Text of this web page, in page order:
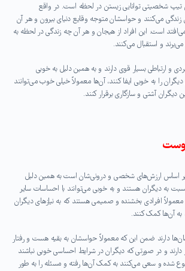
تیپ شخصیتی توانایی زیستن در لحظه‌ است. در واقع
زندگی می‌کنند و حواسشان متوجه وقایع دنیای بیرون و هر آن
است. این افراد از هیجان و هر آن چه زندگی در لحظه به
و استقبال می‌کنند.
و ارتباطی بسیار قوی دارند و به همین دلیل به خوبی
را به خوبی ایفا کنند، آن‌ها معمولاً خیلی خوب می‌توانند
آشتی و سازگاری برقرار کنند.
اساس ارزش‌های شخصی و درونی‌شان است به همین دلیل
به دیگران هستند و به خوبی می‌توانند با احساسات سایر
معمولاً افرادی بخشنده و صمیمی هستند که به نیازهای دیگران
آن‌ها کمک کنند.
دارند ضمن این که معمولاً حواسشان به بقیه هست و رفتار
دارند و در صورتی که دیگران در شرایط احساسی خوبی نباشند
شده و سعی می‌کنند به کمک آن‌ها رفته و مسئله را به طور